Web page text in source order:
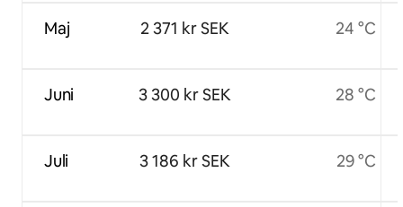
Maj
Juni
Juli
2 371 kr SEK
3 300 kr SEK
3 186 kr SEK
24 °C
28 °C
29 °C